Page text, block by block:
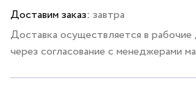
Доставим заказ: завтра
Доставка осуществляется в
через согласование с менеджерами